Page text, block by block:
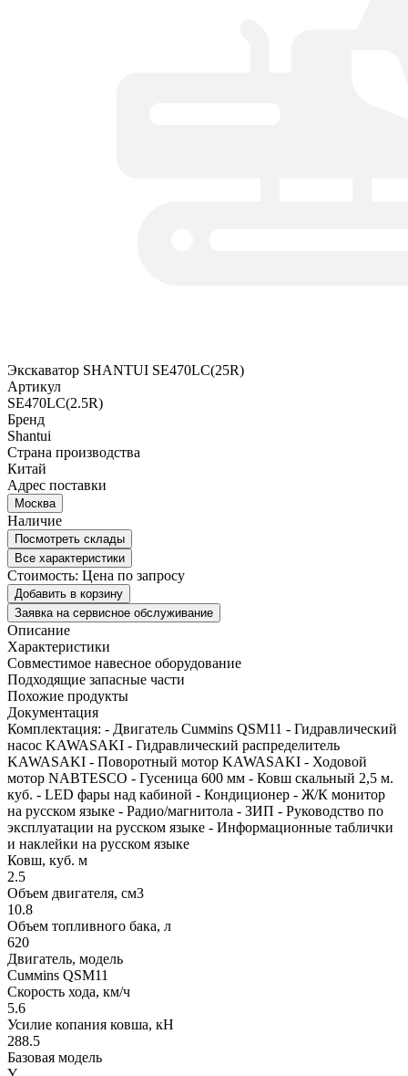
Экскаватор SHANTUI SE470LC(25R)
Артикул
SE470LC(2.5R)
Бренд
Shantui
Страна производства
Китай
Адрес поставки
Москва
Наличие
Посмотреть склады
Все характеристики
Стоимость: Цена по запросу
Добавить в корзину
Заявка на сервисное обслуживание
Описание
Характеристики
Совместимое навесное оборудование
Подходящие запасные части
Похожие продукты
Документация
Комплектация: - Двигатель Cuммins QSM11 - Гидравлический
насос KAWASAKI - Гидравлический распределитель
KAWASAKI - Поворотный мотор KAWASAKI - Ходовой
мотор NABTESCO - Гусеница 600 мм - Ковш скальный 2,5 м.
куб. - LED фары над кабиной - Кондиционер - Ж/К монитор
на русском языке - Радио/магнитола - ЗИП - Руководство по
эксплуатации на русском языке - Информационные таблички
и наклейки на русском языке
Ковш, куб. м
2.5
Объем двигателя, см3
10.8
Объем топливного бака, л
620
Двигатель, модель
Cuммins QSM11
Скорость хода, км/ч
5.6
Усилие копания ковша, кН
288.5
Базовая модель